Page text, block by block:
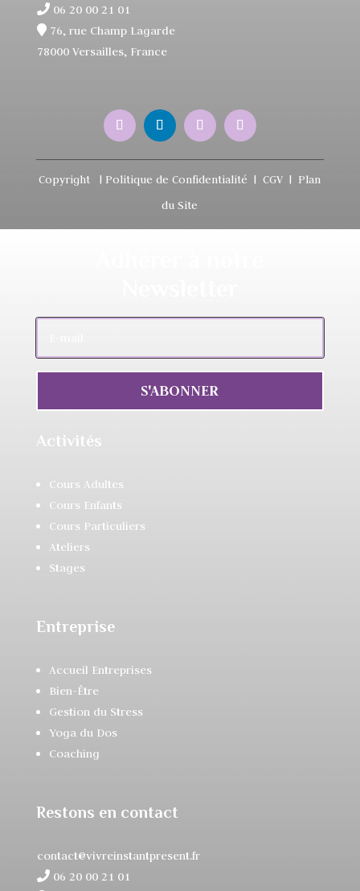
06 20 00 21 01
76, rue Champ Lagarde
78000 Versailles, France
Copyright | Politique de Confidentialité |CGV| Plan
du Site
S'ABONNER
Activités
Cours Adultes
Cours Enfants
Cours Particuliers
Ateliers
Stages
Entreprise
Accueil Entreprises
Bien-Être
Gestion du Stress
Yoga du Dos
Coaching
Restons en contact
contact@vivreinstantpresent.fr
06 20 00 21 01